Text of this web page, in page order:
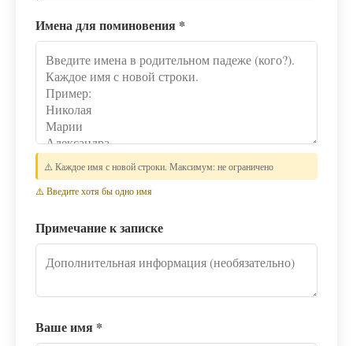
Имена для поминовения *
⚠️ Каждое имя с новой строки. Максимум: не ограничено
⚠️ Введите хотя бы одно имя
Примечание к записке
Ваше имя *